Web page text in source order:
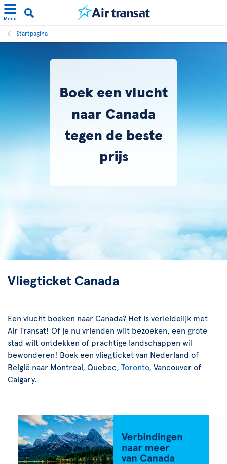
Menu
Startpagina
Boek een vlucht
naar Canada
tegen de beste
prijs
Vliegticket Canada
Een vlucht boeken naar Canada? Het is verleidelijk met
Air Transat! Of je nu vrienden wilt bezoeken, een grote
stad wilt ontdekken of prachtige landschappen wil
bewonderen! Boek een vliegticket van Nederland of
België naar Montreal, Quebec, Toronto, Vancouver of
Calgary.